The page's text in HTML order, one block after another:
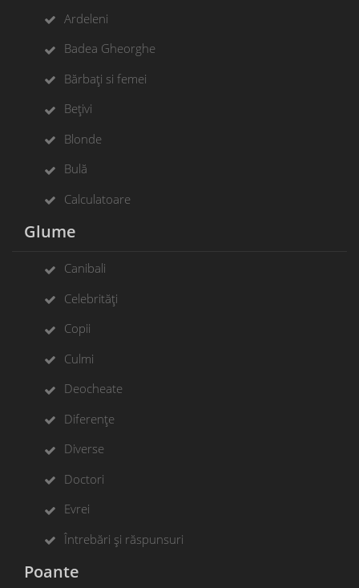
Ardeleni
Badea Gheorghe
Bărbați si femei
Bețivi
Blonde
Bulă
Calculatoare
Glume
Canibali
Celebrități
Copii
Culmi
Deocheate
Diferențe
Diverse
Doctori
Evrei
Întrebări și răspunsuri
Poante